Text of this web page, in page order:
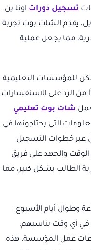
تسجيل دورات اونلاين.
يقدم الشات بوت تجربة
مما يجعل عملية
للمؤسسات التعليمية
من الرد على الاستفسارات
شات بوت تعليمي
التي يحتاجونها في
عبر خطوات التسجيل
والجهد على فريق
الطالب بشكل كبير، مما
وطوال أيام الأسبوع،
في أي وقت يناسبهم،
عمل المؤسسة. هذه